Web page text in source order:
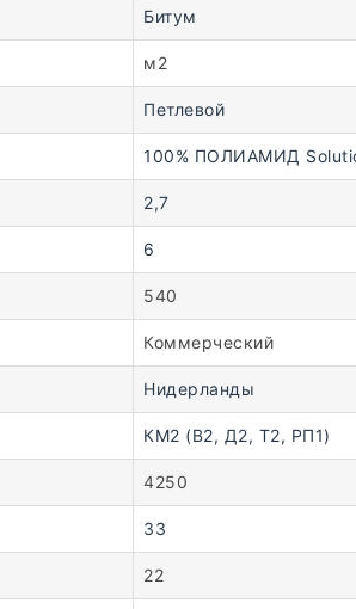
Битум
м2
Петлевой
100% ПОЛИАМИД
2,7
6
540
Коммерческий
Нидерланды
КМ2 (В2, Д2, Т2, РП1)
4250
33
22